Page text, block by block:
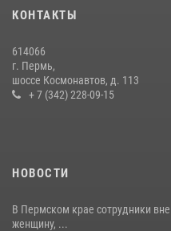
30 июля 2026, 05:19
17 июля 2026, 10:34
КОНТАКТЫ
614066
г. Пермь,
шоссе Космонавтов, д. 113
+ 7 (342) 228-09-15
НОВОСТИ
В Пермском крае сотрудники
женщину, ...